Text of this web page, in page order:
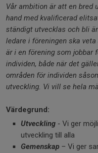
Vår ambition är att en bred
hand med kvalificerad
ständigt utvecklas och bli
ledare i föreningen ska
är i en förening som jobbar
individen, både när det
områden för individen
utveckling. Vi vill se hela
Värdegrund:
Utveckling - Vi ger
utveckling till alla
Gemenskap – Vi ger